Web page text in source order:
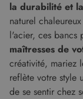
la durabilité et
naturel
l'acier, ces bancs
maîtresses de
créativité, mariez
reflète votre style
de se sentir chez